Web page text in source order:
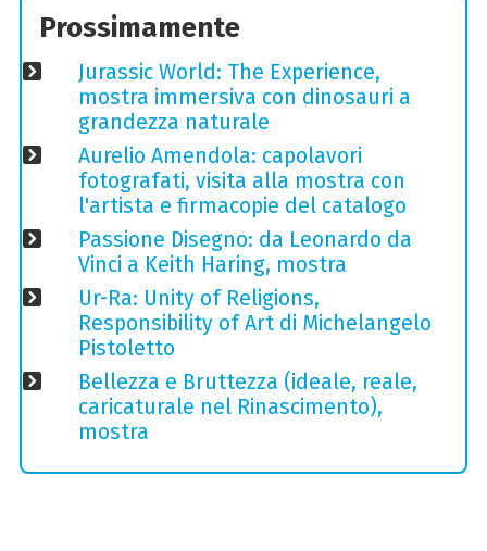
Prossimamente
Jurassic World: The Experience,
mostra immersiva con dinosauri a
grandezza naturale
Aurelio Amendola: capolavori
fotografati, visita alla mostra con
l'artista e firmacopie del catalogo
Passione Disegno: da Leonardo da
Vinci a Keith Haring, mostra
Ur-Ra: Unity of Religions,
Responsibility of Art di Michelangelo
Pistoletto
Bellezza e Bruttezza (ideale, reale,
caricaturale nel Rinascimento),
mostra